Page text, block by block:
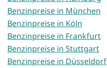
Benzinpreise in München
Benzinpreise in Köln
Benzinpreise in Frankfurt
Benzinpreise in Stuttgart
Benzinpreise in Düsseldorf